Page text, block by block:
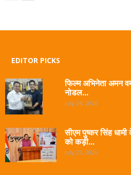
EDITOR PICKS
फिल्म अभिनेता अमन
नोडल...
July 24, 2026
सीएम पुष्कर सिंह
को कड़ी...
July 23, 2026